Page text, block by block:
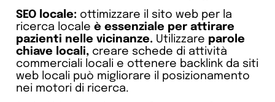
SEO locale: ottimizzare il sito web per la
ricerca locale è essenziale per attirare
pazienti nelle vicinanze. Utilizzare parole
chiave locali, creare schede di attività
commerciali locali e ottenere backlink da siti
web locali può migliorare il posizionamento
nei motori di ricerca.